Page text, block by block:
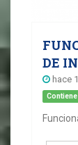
DE
hace